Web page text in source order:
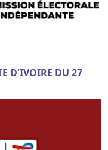
D'IVOIRE DU 27